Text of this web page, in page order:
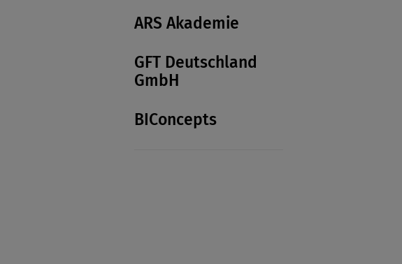
ARS Akademie
GFT Deutschland
GmbH
BIConcepts